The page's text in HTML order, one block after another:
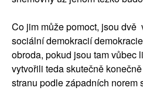
Co jim může pomoct, jsou dvě
sociální demokracií
obroda, pokud jsou tam vůbec
vytvořili teda skutečně
stranu podle západních norem